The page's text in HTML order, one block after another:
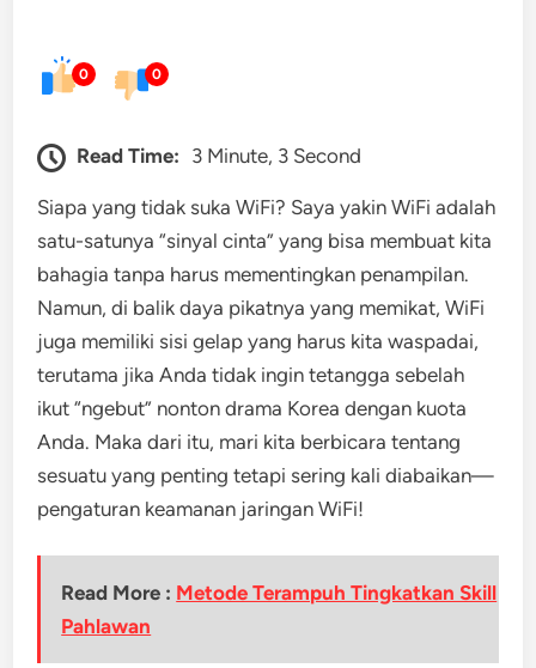
0 0
Read Time: 3 Minute, 3 Second
Siapa yang tidak suka WiFi? Saya yakin WiFi adalah
satu-satunya “sinyal cinta” yang bisa membuat kita
bahagia tanpa harus mementingkan penampilan.
Namun, di balik daya pikatnya yang memikat, WiFi
juga memiliki sisi gelap yang harus kita waspadai,
terutama jika Anda tidak ingin tetangga sebelah
ikut “ngebut” nonton drama Korea dengan kuota
Anda. Maka dari itu, mari kita berbicara tentang
sesuatu yang penting tetapi sering kali diabaikan—
pengaturan keamanan jaringan WiFi!
Read More : Metode Terampuh Tingkatkan Skill
Pahlawan